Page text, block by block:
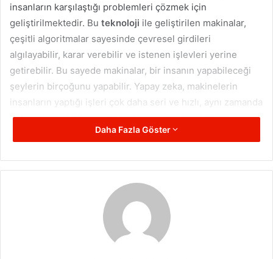
insanların karşılaştığı problemleri çözmek için
geliştirilmektedir. Bu teknoloji ile geliştirilen makinalar,
çeşitli algoritmalar sayesinde çevresel girdileri
algılayabilir, karar verebilir ve istenen işlevleri yerine
getirebilir. Bu sayede makinalar, bir insanın yapabileceği
şeylerin birçoğunu yapabilir. Yapay zeka, makinelerin
insanların yaptığı işleri çok daha seri ve hızlı, aynı zamanda
hatasız bir şekilde gerçekleştirmesine olanak tanır.
Böylece, insanların zamandan tasarruf etmesini sağlar ve
Yapay Zekanın Kullanım Alanları
Yapay zeka, makinelerin öğrenme, düşünme, yorumlama
ve hatta karar verme yeteneklerini geliştirerek insanların
Daha Fazla Göster